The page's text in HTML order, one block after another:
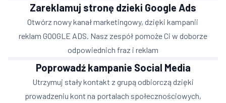
Zareklamuj stronę dzieki Google Ads
Otwórz nowy kanał marketingowy, dzięki kampanii
reklam GOOGLE ADS. Nasz zespół pomoże Ci w doborze
odpowiednich fraz i reklam
Poprowadź kampanie Social Media
Utrzymuj stały kontakt z grupą odbiorczą dzięki
prowadzeniu kont na portalach społecznościowych,